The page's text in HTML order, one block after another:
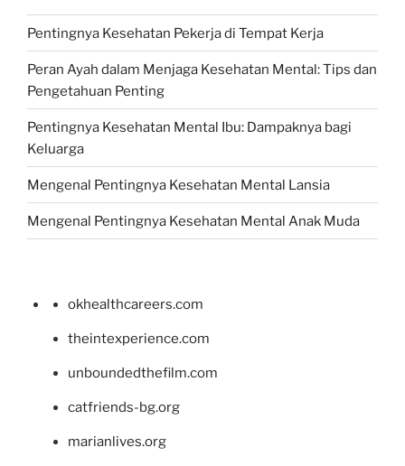
Pentingnya Kesehatan Pekerja di Tempat Kerja
Peran Ayah dalam Menjaga Kesehatan Mental: Tips dan
Pengetahuan Penting
Pentingnya Kesehatan Mental Ibu: Dampaknya bagi
Keluarga
Mengenal Pentingnya Kesehatan Mental Lansia
Mengenal Pentingnya Kesehatan Mental Anak Muda
okhealthcareers.com
theintexperience.com
unboundedthefilm.com
catfriends-bg.org
marianlives.org